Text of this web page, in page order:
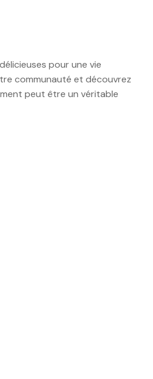
pour une vie
communauté et découvrez
peut être un véritable